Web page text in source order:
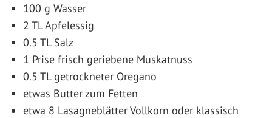
100 g Wasser
2 TL Apfelessig
0.5 TL Salz
1 Prise frisch geriebene Muskatnuss
0.5 TL getrockneter Oregano
etwas Butter zum Fetten
etwa 8 Lasagneblätter Vollkorn oder klassisch